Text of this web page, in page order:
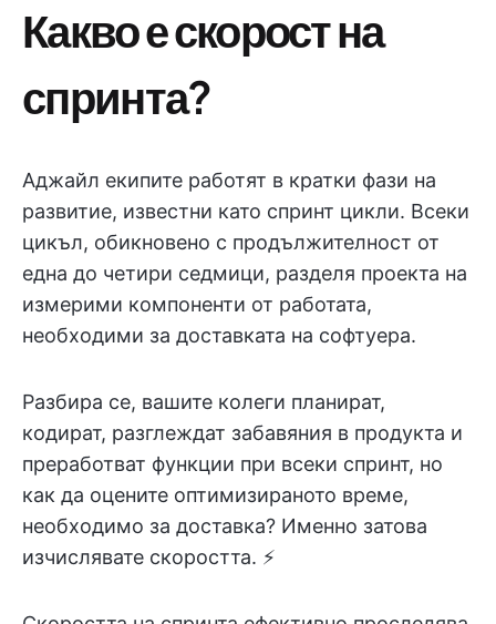
Какво е скорост на
спринта?
Аджайл екипите работят в кратки фази на
развитие, известни като спринт цикли. Всеки
цикъл, обикновено с продължителност от
една до четири седмици, разделя проекта на
измерими компоненти от работата,
необходими за доставката на софтуера.
Разбира се, вашите колеги планират,
кодират, разглеждат забавяния в продукта и
преработват функции при всеки спринт, но
как да оцените оптимизираното време,
необходимо за доставка? Именно затова
изчислявате скоростта. ⚡